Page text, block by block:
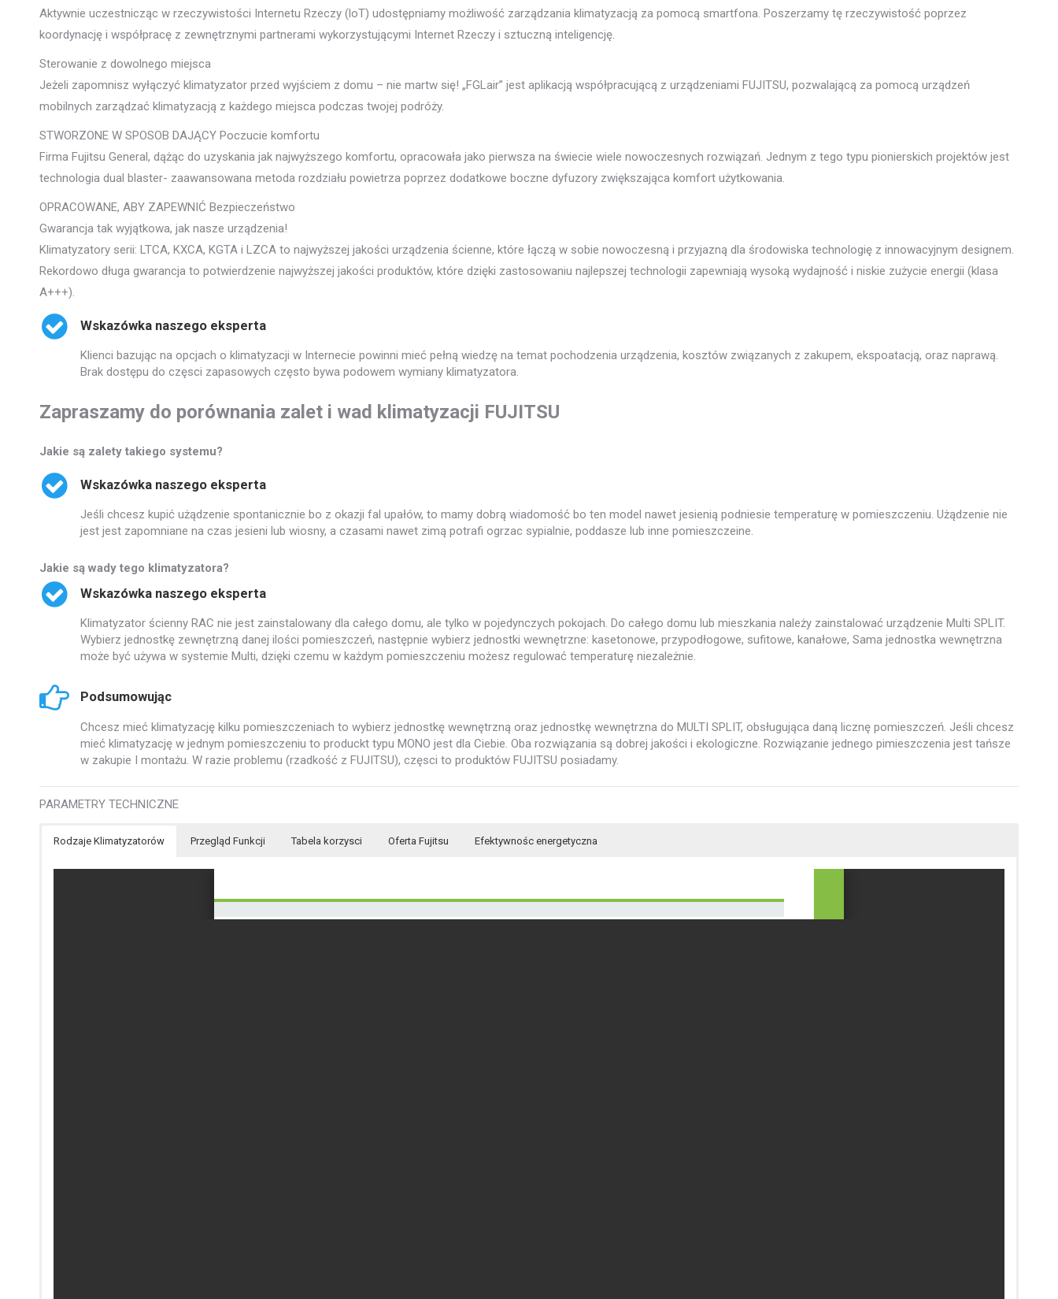
Aktywnie uczestnicząc w rzeczywistości Internetu Rzeczy (loT) udostępniamy możliwość zarządzania klimatyzacją za pomocą smartfona. Poszerzamy tę rzeczywistość poprzez
koordynację i współpracę z zewnętrznymi partnerami wykorzystującymi Internet Rzeczy i sztuczną inteligencję.
Sterowanie z dowolnego miejsca
Jeżeli zapomnisz wyłączyć klimatyzator przed wyjściem z domu – nie martw się! „FGLair” jest aplikacją współpracującą z urządzeniami FUJITSU, pozwalającą za pomocą urządzeń
mobilnych zarządzać klimatyzacją z każdego miejsca podczas twojej podróży.
STWORZONE W SPOSOB DAJĄCY Poczucie komfortu
Firma Fujitsu General, dążąc do uzyskania jak najwyższego komfortu, opracowała jako pierwsza na świecie wiele nowoczesnych rozwiązań. Jednym z tego typu pionierskich projektów jest
technologia dual blaster- zaawansowana metoda rozdziału powietrza poprzez dodatkowe boczne dyfuzory zwiększająca komfort użytkowania.
OPRACOWANE, ABY ZAPEWNIĆ Bezpieczeństwo
Gwarancja tak wyjątkowa, jak nasze urządzenia!
Klimatyzatory serii: LTCA, KXCA, KGTA i LZCA to najwyższej jakości urządzenia ścienne, które łączą w sobie nowoczesną i przyjazną dla środowiska technologię z innowacyjnym designem.
Rekordowo długa gwarancja to potwierdzenie najwyższej jakości produktów, które dzięki zastosowaniu najlepszej technologii zapewniają wysoką wydajność i niskie zużycie energii (klasa
A+++).
Wskazówka naszego eksperta
Klienci bazując na opcjach o klimatyzacji w Internecie powinni mieć pełną wiedzę na temat pochodzenia urządzenia, kosztów związanych z zakupem, ekspoatacją, oraz naprawą.
Brak dostępu do częsci zapasowych często bywa podowem wymiany klimatyzatora.
Zapraszamy do porównania zalet i wad klimatyzacji FUJITSU
Jakie są zalety takiego systemu?
Wskazówka naszego eksperta
Jeśli chcesz kupić użądzenie spontanicznie bo z okazji fal upałów, to mamy dobrą wiadomość bo ten model nawet jesienią podniesie temperaturę w pomieszczeniu. Użądzenie nie
jest jest zapomniane na czas jesieni lub wiosny, a czasami nawet zimą potrafi ogrzac sypialnie, poddasze lub inne pomieszczeine.
Jakie są wady tego klimatyzatora?
Wskazówka naszego eksperta
Klimatyzator ścienny RAC nie jest zainstalowany dla całego domu, ale tylko w pojedynczych pokojach. Do całego domu lub mieszkania należy zainstalować urządzenie Multi SPLIT.
Wybierz jednostkę zewnętrzną danej ilości pomieszczeń, następnie wybierz jednostki wewnętrzne: kasetonowe, przypodłogowe, sufitowe, kanałowe, Sama jednostka wewnętrzna
może być używa w systemie Multi, dzięki czemu w każdym pomieszczeniu możesz regulować temperaturę niezależnie.
Podsumowując
Chcesz mieć klimatyzację kilku pomieszczeniach to wybierz jednostkę wewnętrzną oraz jednostkę wewnętrzna do MULTI SPLIT, obsługująca daną licznę pomieszczeń. Jeśli chcesz
mieć klimatyzację w jednym pomieszczeniu to produckt typu MONO jest dla Ciebie. Oba rozwiązania są dobrej jakości i ekologiczne. Rozwiązanie jednego pimieszczenia jest tańsze
w zakupie I montażu. W razie problemu (rzadkość z FUJITSU), częsci to produktów FUJITSU posiadamy.
PARAMETRY TECHNICZNE
Rodzaje Klimatyzatorów Przegląd Funkcji Tabela korzysci Oferta Fujitsu Efektywnośc energetyczna